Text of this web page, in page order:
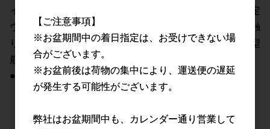
イアブロック不織布を使用し、マスク表面の繊維上の特定
ウイルスの数を減少させることができます。内側には肌触
りがよくコシの強い素材を採用することで、毛羽立ちや型
崩れを抑えることができます。
●長時間使用でも疲れにくい平ゴムを使用しております。
【ご注意事項】
※お盆期間中の着日指定は、お受けできない場
合がございます。
※お盆前後は荷物の集中により、運送便の遅延
が発生する可能性がございます。
弊社はお盆期間中も、カレンダー通り営業して